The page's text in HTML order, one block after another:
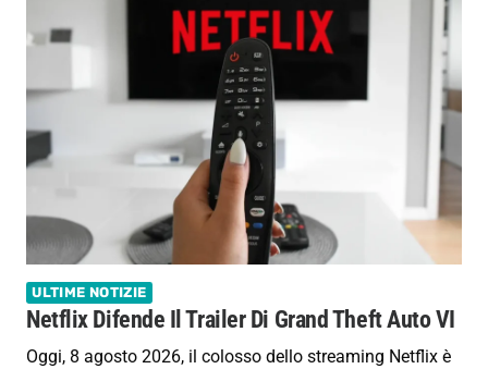
ULTIME NOTIZIE
Netflix Difende Il Trailer Di Grand Theft Auto VI
Oggi, 8 agosto 2026, il colosso dello streaming Netflix è